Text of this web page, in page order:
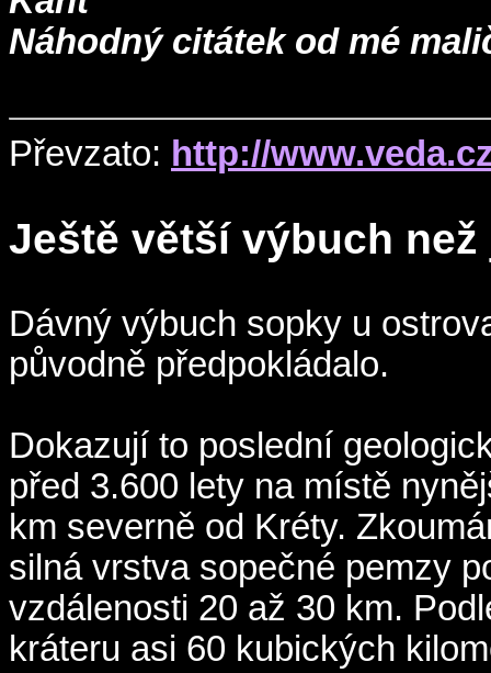
Náhodný citátek od mé
Převzato: http://
Ještě větší výbuch
Dávný výbuch sopky u
původně předpokládalo.
Dokazují to poslední
před 3.600 lety na místě
km severně od Kréty.
silná vrstva sopečné pemzy
vzdálenosti 20 až 30 km.
kráteru asi 60 kubických